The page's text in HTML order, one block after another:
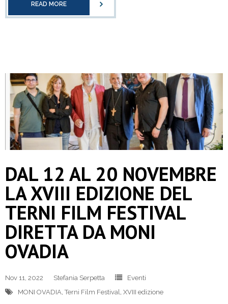
READ MORE
DAL 12 AL 20 NOVEMBRE
LA XVIII EDIZIONE DEL
TERNI FILM FESTIVAL
DIRETTA DA MONI
OVADIA
Nov 11, 2022 Stefania Serpetta
Eventi
MONI OVADIA ,Terni Film Festival XVIII edizione